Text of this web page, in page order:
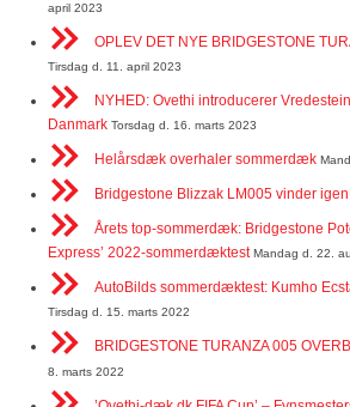
april 2023
OPLEV DET NYE BRIDGESTONE
Tirsdag d. 11. april 2023
NYHED: Ovethi introducerer
Danmark Torsdag d. 16. marts 2023
Helårsdæk overhaler sommerdæk
Bridgestone Blizzak LM005 vinder
Årets top-sommerdæk: Bridgestone
Express’ 2022-sommerdæktest Mandag d. 22.
AutoBilds sommerdæktest: Kumho
Tirsdag d. 15. marts 2022
BRIDGESTONE TURANZA 005
8. marts 2022